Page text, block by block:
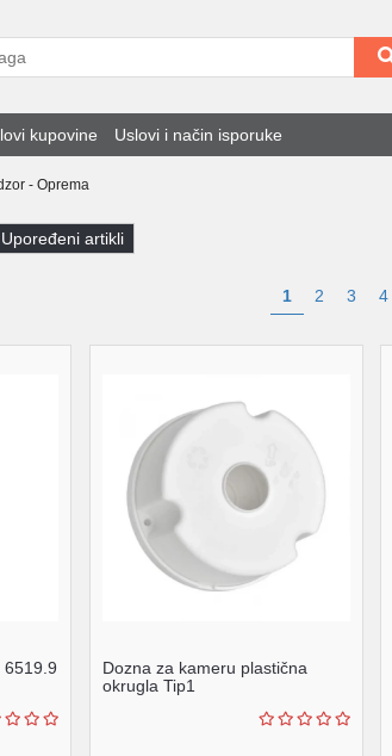
kupovine Uslovi i način isporuke
- Oprema
Upoređeni artikli
1 2 3 4
6519.9
Dozna za kameru plastična
okrugla Tip1